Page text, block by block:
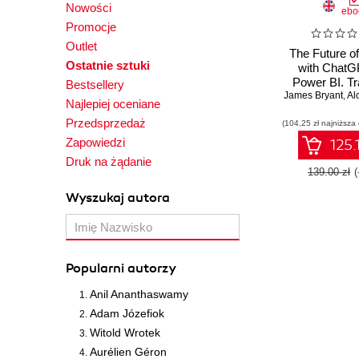
Nowości
Promocje
Outlet
Ostatnie sztuki
Bestsellery
Najlepiej oceniane
Przedsprzedaż
Zapowiedzi
Druk na żądanie
Wyszukaj autora
Popularni autorzy
Anil Ananthaswamy
Adam Józefiok
Witold Wrotek
Aurélien Géron
The Future
with
Power BI.
your trading,
with
James Bryant,
(104,25 zł
139.00 zł